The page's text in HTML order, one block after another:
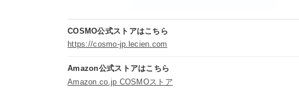
COSMO公式ストアはこちら
https://cosmo-jp.lecien.com
Amazon公式ストアはこちら
Amazon.co.jp COSMOストア